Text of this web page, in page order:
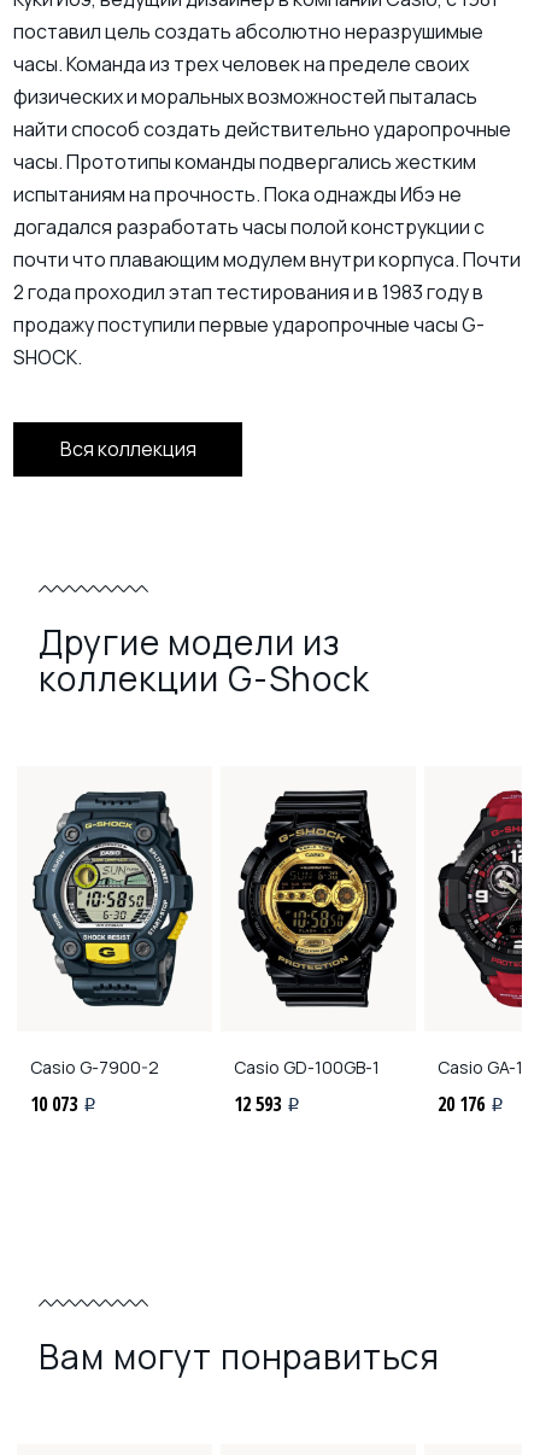
поставил цель создать абсолютно неразрушимые
часы. Команда из трех человек на пределе своих
физических и моральных возможностей пыталась
найти способ создать действительно ударопрочные
часы. Прототипы команды подвергались жестким
испытаниям на прочность. Пока однажды Ибэ не
догадался разработать часы полой конструкции с
почти что плавающим модулем внутри корпуса. Почти
2 года проходил этап тестирования и в 1983 году в
продажу поступили первые ударопрочные часы G-
SHOCK.
Вся коллекция
Другие модели из
коллекции G-Shock
Casio G-7900-2
10 073 i
Casio GD-100GB-1
12 593 i
Casio GA-
20 176 i
Вам могут понравиться